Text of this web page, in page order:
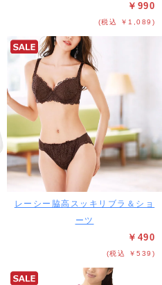
￥990
(税込 ￥1,089)
レーシー脇高スッキリブラ＆ショ
ーツ
￥490
(税込 ￥539)